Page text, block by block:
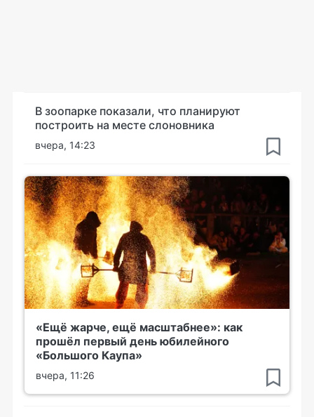
В зоопарке показали, что планируют
построить на месте слоновника
вчера, 14:23
«Ещё жарче, ещё масштабнее»: как
прошёл первый день юбилейного
«Большого Каупа»
вчера, 11:26